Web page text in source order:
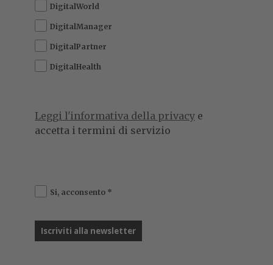
DigitalWorld
DigitalManager
DigitalPartner
DigitalHealth
Leggi l'informativa della privacy e
accetta i termini di servizio
Si, acconsento *